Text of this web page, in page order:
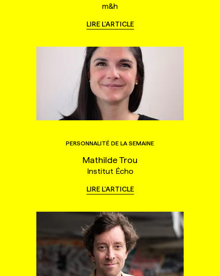
m&h
LIRE L'ARTICLE
PERSONNALITÉ DE LA SEMAINE
Mathilde Trou
Institut Écho
LIRE L'ARTICLE